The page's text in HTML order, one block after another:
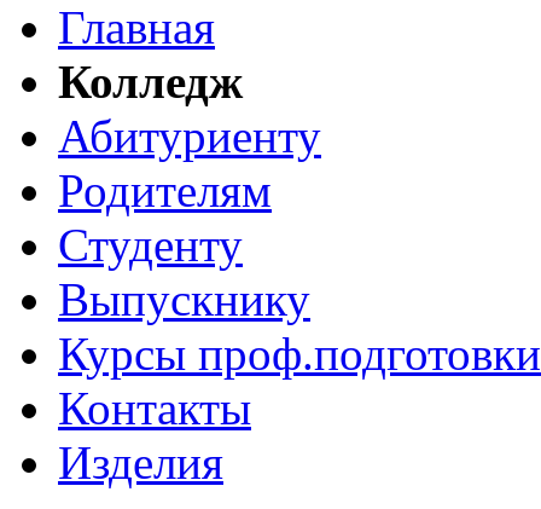
Главная
Колледж
Абитуриенту
Родителям
Студенту
Выпускнику
Курсы проф.подготовки
Контакты
Изделия